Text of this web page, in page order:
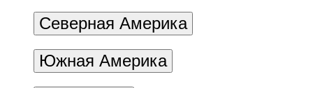
Северная Америка
Южная Америка